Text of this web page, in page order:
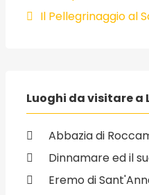
Il Pellegrinaggio al
Luoghi da visitare a
Abbazia di
Dinnamare ed il
Eremo di